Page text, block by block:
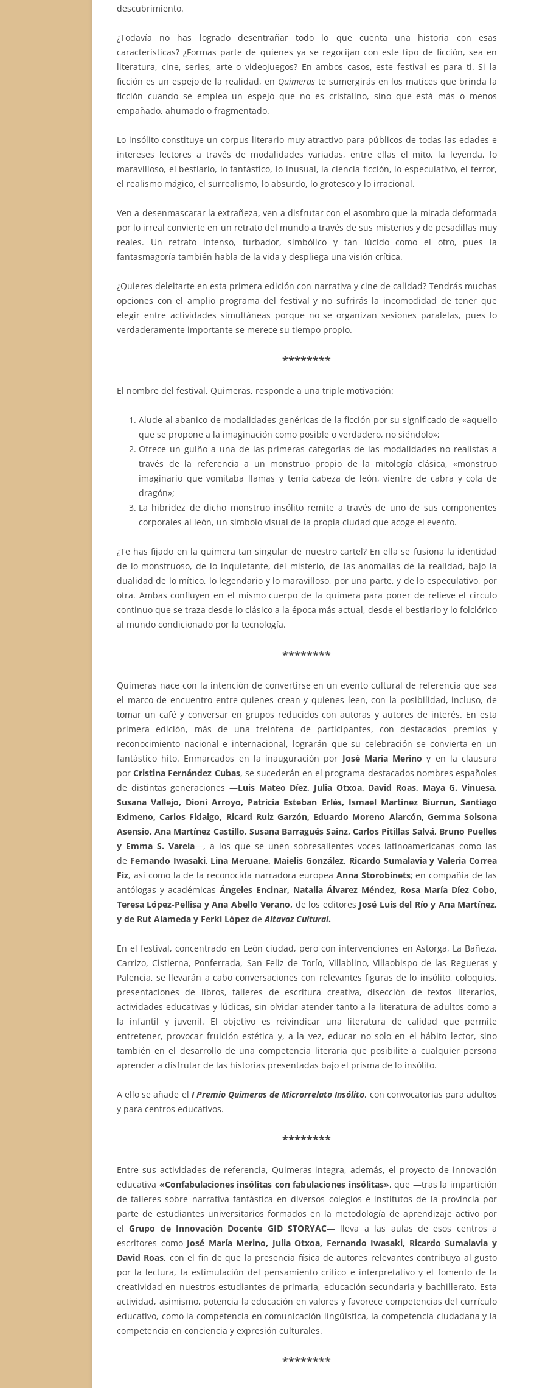
descubrimiento.
¿Todavía no has logrado desentrañar todo lo que cuenta una historia con esas
características? ¿Formas parte de quienes ya se regocijan con este tipo de ficción, sea en
literatura, cine, series, arte o videojuegos? En ambos casos, este festival es para ti. Si la
ficción es un espejo de la realidad, en Quimeras te sumergirás en los matices que brinda la
ficción cuando se emplea un espejo que no es cristalino, sino que está más o menos
empañado, ahumado o fragmentado.
Lo insólito constituye un corpus literario muy atractivo para públicos de todas las edades e
intereses lectores a través de modalidades variadas, entre ellas el mito, la leyenda, lo
maravilloso, el bestiario, lo fantástico, lo inusual, la ciencia ficción, lo especulativo, el terror,
el realismo mágico, el surrealismo, lo absurdo, lo grotesco y lo irracional.
Ven a desenmascarar la extrañeza, ven a disfrutar con el asombro que la mirada deformada
por lo irreal convierte en un retrato del mundo a través de sus misterios y de pesadillas muy
reales. Un retrato intenso, turbador, simbólico y tan lúcido como el otro, pues la
fantasmagoría también habla de la vida y despliega una visión crítica.
¿Quieres deleitarte en esta primera edición con narrativa y cine de calidad? Tendrás muchas
opciones con el amplio programa del festival y no sufrirás la incomodidad de tener que
elegir entre actividades simultáneas porque no se organizan sesiones paralelas, pues lo
verdaderamente importante se merece su tiempo propio.
********
El nombre del festival, Quimeras, responde a una triple motivación:
Alude al abanico de modalidades genéricas de la ficción por su significado de «aquello
que se propone a la imaginación como posible o verdadero, no siéndolo»;
Ofrece un guiño a una de las primeras categorías de las modalidades no realistas a
través de la referencia a un monstruo propio de la mitología clásica, «monstruo
imaginario que vomitaba llamas y tenía cabeza de león, vientre de cabra y cola de
dragón»;
La hibridez de dicho monstruo insólito remite a través de uno de sus componentes
corporales al león, un símbolo visual de la propia ciudad que acoge el evento.
¿Te has fijado en la quimera tan singular de nuestro cartel? En ella se fusiona la identidad
de lo monstruoso, de lo inquietante, del misterio, de las anomalías de la realidad, bajo la
dualidad de lo mítico, lo legendario y lo maravilloso, por una parte, y de lo especulativo, por
otra. Ambas confluyen en el mismo cuerpo de la quimera para poner de relieve el círculo
continuo que se traza desde lo clásico a la época más actual, desde el bestiario y lo folclórico
al mundo condicionado por la tecnología.
********
Quimeras nace con la intención de convertirse en un evento cultural de referencia que sea
el marco de encuentro entre quienes crean y quienes leen, con la posibilidad, incluso, de
tomar un café y conversar en grupos reducidos con autoras y autores de interés. En esta
primera edición, más de una treintena de participantes, con destacados premios y
reconocimiento nacional e internacional, lograrán que su celebración se convierta en un
fantástico hito. Enmarcados en la inauguración por José María Merino y en la clausura
por Cristina Fernández Cubas, se sucederán en el programa destacados nombres españoles
de distintas generaciones —Luis Mateo Díez, Julia Otxoa, David Roas, Maya G. Vinuesa,
Susana Vallejo, Dioni Arroyo, Patricia Esteban Erlés, Ismael Martínez Biurrun, Santiago
Eximeno, Carlos Fidalgo, Ricard Ruiz Garzón, Eduardo Moreno Alarcón, Gemma Solsona
Asensio, Ana Martínez Castillo, Susana Barragués Sainz, Carlos Pitillas Salvá, Bruno Puelles
y Emma S. Varela—, a los que se unen sobresalientes voces latinoamericanas como las
de Fernando Iwasaki, Lina Meruane, Maielis González, Ricardo Sumalavia y Valeria Correa
Fiz, así como la de la reconocida narradora europea Anna Storobinets; en compañía de las
antólogas y académicas Ángeles Encinar, Natalia Álvarez Méndez, Rosa María Díez Cobo,
Teresa López-Pellisa y Ana Abello Verano, de los editores José Luis del Río y Ana Martínez,
y de Rut Alameda y Ferki López deAltavoz Cultural.
En el festival, concentrado en León ciudad, pero con intervenciones en Astorga, La Bañeza,
Carrizo, Cistierna, Ponferrada, San Feliz de Torío, Villablino, Villaobispo de las Regueras y
Palencia, se llevarán a cabo conversaciones con relevantes figuras de lo insólito, coloquios,
presentaciones de libros, talleres de escritura creativa, disección de textos literarios,
actividades educativas y lúdicas, sin olvidar atender tanto a la literatura de adultos como a
la infantil y juvenil. El objetivo es reivindicar una literatura de calidad que permite
entretener, provocar fruición estética y, a la vez, educar no solo en el hábito lector, sino
también en el desarrollo de una competencia literaria que posibilite a cualquier persona
aprender a disfrutar de las historias presentadas bajo el prisma de lo insólito.
A ello se añade el I Premio Quimeras de Microrrelato Insólito, con convocatorias para adultos
y para centros educativos.
********
Entre sus actividades de referencia, Quimeras integra, además, el proyecto de innovación
educativa «Confabulaciones insólitas con fabulaciones insólitas», que —tras la impartición
de talleres sobre narrativa fantástica en diversos colegios e institutos de la provincia por
parte de estudiantes universitarios formados en la metodología de aprendizaje activo por
elGrupo de Innovación Docente GID STORYAC— lleva a las aulas de esos centros a
escritores como José María Merino, Julia Otxoa, Fernando Iwasaki, Ricardo Sumalavia y
David Roas, con el fin de que la presencia física de autores relevantes contribuya al gusto
por la lectura, la estimulación del pensamiento crítico e interpretativo y el fomento de la
creatividad en nuestros estudiantes de primaria, educación secundaria y bachillerato. Esta
actividad, asimismo, potencia la educación en valores y favorece competencias del currículo
educativo, como la competencia en comunicación lingüística, la competencia ciudadana y la
competencia en conciencia y expresión culturales.
********